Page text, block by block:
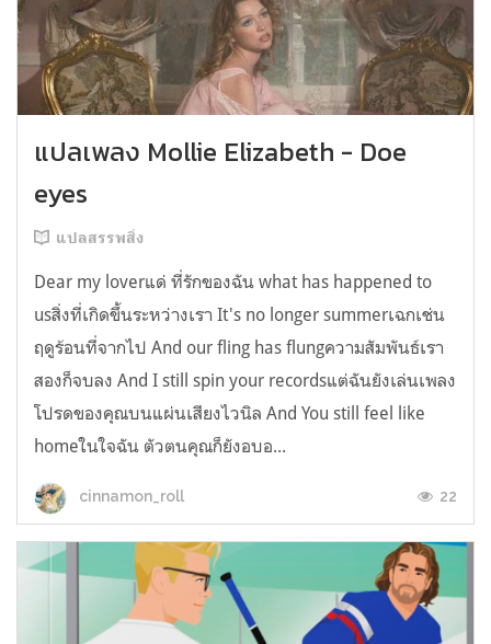
แปลเพลง Mollie Elizabeth - Doe
eyes
แปลสรรพสิ่ง
Dear my loverแด่ ที่รักของฉัน what has happened to
usสิ่งที่เกิดขึ้นระหว่างเรา It's no longer summerเฉกเช่น
ฤดูร้อนที่จากไป And our fling has flungความสัมพันธ์เรา
สองก็จบลง And I still spin your recordsแต่ฉันยังเล่นเพลง
โปรดของคุณบนแผ่นเสียงไวนิล And You still feel like
homeในใจฉัน ตัวตนคุณก็ยังอบอ...
cinnamon_roll 22